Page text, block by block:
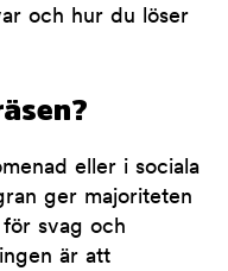
och hur du löser
eller i sociala
ger majoriteten
svag och
är att